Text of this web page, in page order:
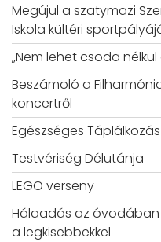
Megújul a szatymazi
Iskola kültéri
„Nem lehet csoda
Beszámoló a
koncertről
Egészséges
Testvériség Délutánja
LEGO verseny
Hálaadás az
a legkisebbekkel